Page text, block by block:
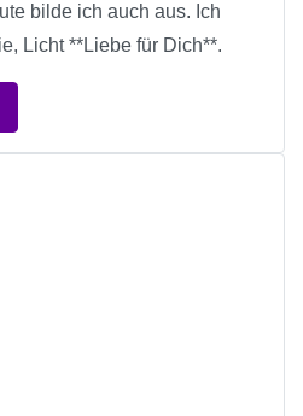
bilde ich auch aus. Ich
Licht **Liebe für Dich**.